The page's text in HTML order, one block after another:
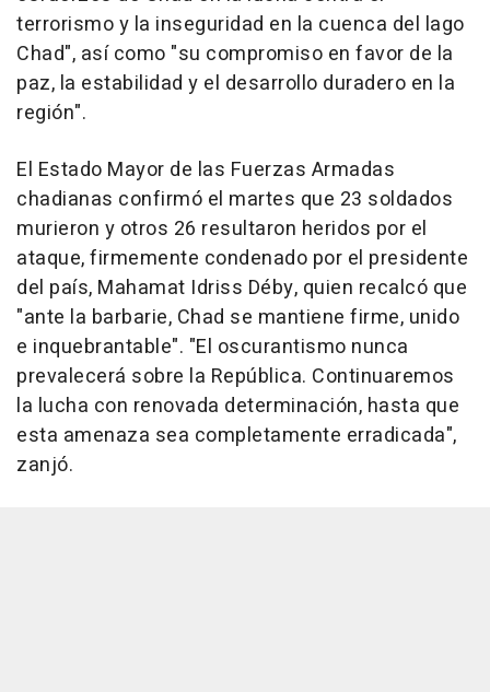
terrorismo y la inseguridad en la cuenca del lago
Chad", así como "su compromiso en favor de la
paz, la estabilidad y el desarrollo duradero en la
región".
El Estado Mayor de las Fuerzas Armadas
chadianas confirmó el martes que 23 soldados
murieron y otros 26 resultaron heridos por el
ataque, firmemente condenado por el presidente
del país, Mahamat Idriss Déby, quien recalcó que
"ante la barbarie, Chad se mantiene firme, unido
e inquebrantable". "El oscurantismo nunca
prevalecerá sobre la República. Continuaremos
la lucha con renovada determinación, hasta que
esta amenaza sea completamente erradicada",
zanjó.